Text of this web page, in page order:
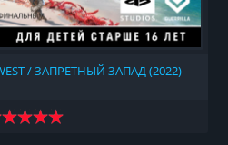
/ ЗАПРЕТНЫЙ ЗАПАД (2022)